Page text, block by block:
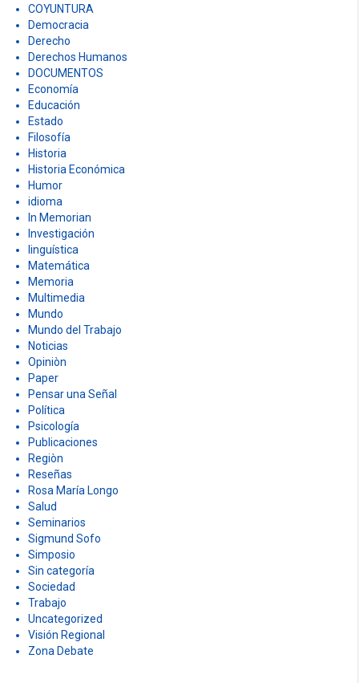
COYUNTURA
Democracia
Derecho
Derechos Humanos
DOCUMENTOS
Economía
Educación
Estado
Filosofía
Historia
Historia Económica
Humor
idioma
In Memorian
Investigación
linguística
Matemática
Memoria
Multimedia
Mundo
Mundo del Trabajo
Noticias
Opiniòn
Paper
Pensar una Señal
Política
Psicología
Publicaciones
Regiòn
Reseñas
Rosa María Longo
Salud
Seminarios
Sigmund Sofo
Simposio
Sin categoría
Sociedad
Trabajo
Uncategorized
Visión Regional
Zona Debate